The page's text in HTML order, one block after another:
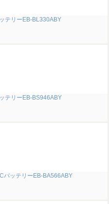
テリーEB-BL330ABY
テリーEB-BS946ABY
バッテリーEB-BA566ABY